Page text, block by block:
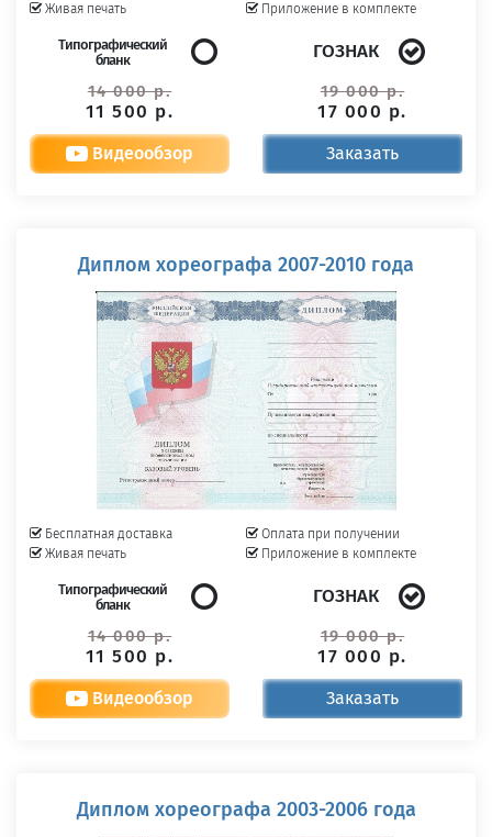
Живая печать
Приложение в комплекте
Типографический
бланк
14 000 р.
11 500 р.
ГОЗНАК
19 000 р.
17 000 р.
Видеообзор Заказать
Диплом хореографа 2007-2010 года
Бесплатная доставка
Живая печать
Оплата при получении
Приложение в комплекте
Типографический
бланк
14 000 р.
11 500 р.
ГОЗНАК
19 000 р.
17 000 р.
Видеообзор Заказать
Диплом хореографа 2003-2006 года